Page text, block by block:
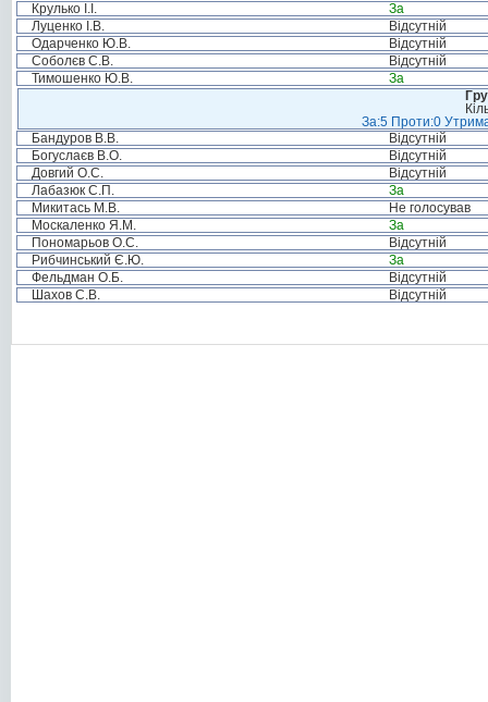
Крулько І.І.
За
Луценко І.В.
Відсутній
Одарченко Ю.В.
Відсутній
Соболєв С.В.
Відсутній
Тимошенко Ю.В.
За
За:5 Проти:0
Бандуров В.В.
Відсутній
Богуслаєв В.О.
Відсутній
Довгий О.С.
Відсутній
Лабазюк С.П.
За
Микитась М.В.
Не голосував
Москаленко Я.М.
За
Пономарьов О.С.
Відсутній
Рибчинський Є.Ю.
За
Фельдман О.Б.
Відсутній
Шахов С.В.
Відсутній